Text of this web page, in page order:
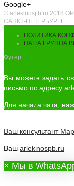
Google+
© arlekinospb.ru 2018
САНКТ-ПЕТЕРБУРГЕ.
ПОЛИТИКА
НАША ГРУППА
Футер
Вы можете задать
письмо по адресу
Для начала чата,
Ваш консультант
Ваш arlekinospb.ru
× Мы в